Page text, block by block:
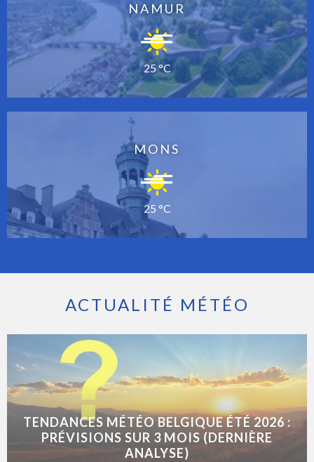
NAMUR
25 °C
MONS
25 °C
ACTUALITÉ MÉTÉO
TENDANCES MÉTÉO BELGIQUE ÉTÉ 2026 :
PRÉVISIONS SUR 3 MOIS (DERNIÈRE
ANALYSE)